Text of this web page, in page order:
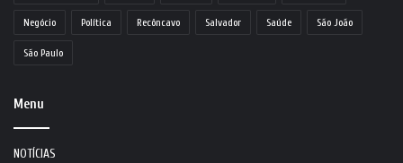
Negócio Política Recôncavo Salvador Saúde São João
São Paulo
Menu
NOTÍCIAS